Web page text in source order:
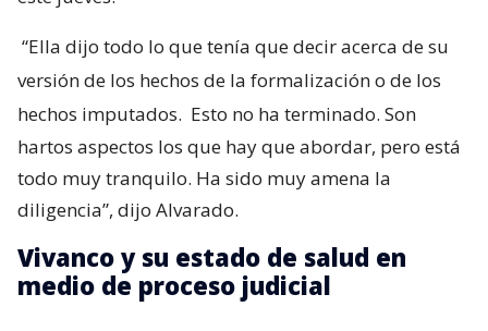
“Ella dijo todo lo que tenía que decir acerca de su
versión de los hechos de la formalización o de los
hechos imputados. Esto no ha terminado. Son
hartos aspectos los que hay que abordar, pero está
todo muy tranquilo. Ha sido muy amena la
diligencia”, dijo Alvarado.
Vivanco y su estado de salud en
medio de proceso judicial